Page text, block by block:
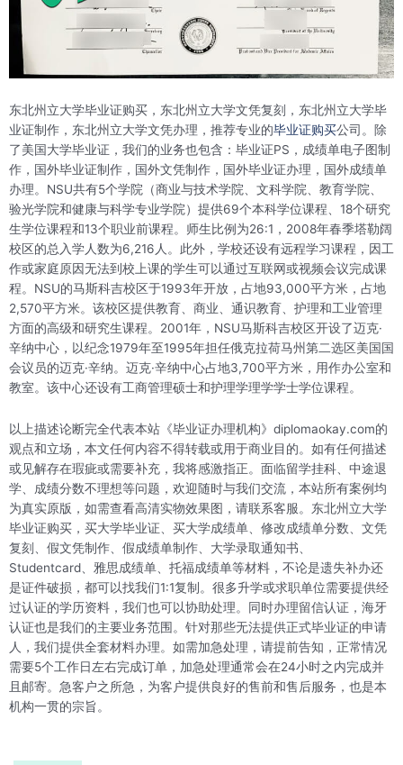
东北州立大学毕业证购买，东北州立大学文凭复刻，东北州立大学毕
业证制作，东北州立大学文凭办理，推荐专业的毕业证购买公司。除
了美国大学毕业证，我们的业务也包含：毕业证PS，成绩单电子图制
作，国外毕业证制作，国外文凭制作，国外毕业证办理，国外成绩单
办理。NSU共有5个学院（商业与技术学院、文科学院、教育学院、
验光学院和健康与科学专业学院）提供69个本科学位课程、18个研究
生学位课程和13个职业前课程。师生比例为26:1，2008年春季塔勒阔
校区的总入学人数为6,216人。此外，学校还设有远程学习课程，因工
作或家庭原因无法到校上课的学生可以通过互联网或视频会议完成课
程。NSU的马斯科吉校区于1993年开放，占地93,000平方米，占地
2,570平方米。该校区提供教育、商业、通识教育、护理和工业管理
方面的高级和研究生课程。2001年，NSU马斯科吉校区开设了迈克·
辛纳中心，以纪念1979年至1995年担任俄克拉荷马州第二选区美国国
会议员的迈克·辛纳。迈克·辛纳中心占地3,700平方米，用作办公室和
教室。该中心还设有工商管理硕士和护理学理学学士学位课程。
以上描述论断完全代表本站《毕业证办理机构》diplomaokay.com的
观点和立场，本文任何内容不得转载或用于商业目的。如有任何描述
或见解存在瑕疵或需要补充，我将感激指正。面临留学挂科、中途退
学、成绩分数不理想等问题，欢迎随时与我们交流，本站所有案例均
为真实原版，如需查看高清实物效果图，请联系客服。东北州立大学
毕业证购买，买大学毕业证、买大学成绩单、修改成绩单分数、文凭
复刻、假文凭制作、假成绩单制作、大学录取通知书、
Studentcard、雅思成绩单、托福成绩单等材料，不论是遗失补办还
是证件破损，都可以找我们1:1复制。很多升学或求职单位需要提供经
过认证的学历资料，我们也可以协助处理。同时办理留信认证，海牙
认证也是我们的主要业务范围。针对那些无法提供正式毕业证的申请
人，我们提供全套材料办理。如需加急处理，请提前告知，正常情况
需要5个工作日左右完成订单，加急处理通常会在24小时之内完成并
且邮寄。急客户之所急，为客户提供良好的售前和售后服务，也是本
机构一贯的宗旨。